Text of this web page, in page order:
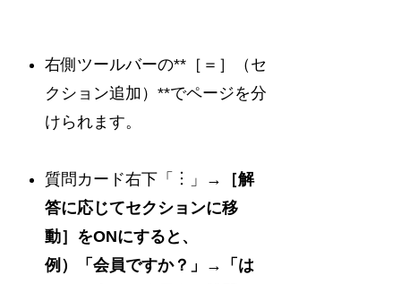
右側ツールバーの**［＝］（セ
クション追加）**でページを分
けられます。
質問カード右下「︙」→
［解
答に応じてセクションに移
動］をONにすると、
例）「会員ですか？」→「は